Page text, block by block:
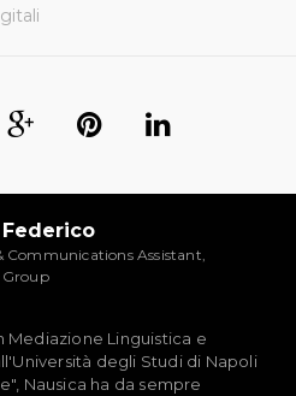
Federico
Communications Assistant,
Group
Mediazione Linguistica e
degli Studi di Napoli
Nausica ha da sempre